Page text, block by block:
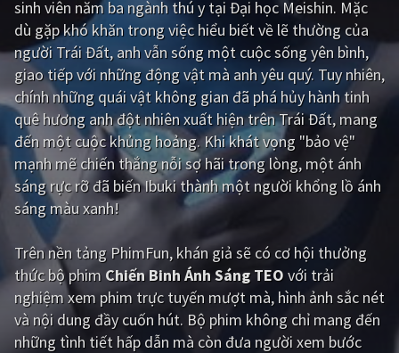
Giật gân Gia đình
Bí ẩn Lịch sử
Viễn Tây Tiểu sử
GameShow DramaTV
QUỐC GIA
Âu - Mỹ
Hàn Quốc Nhật Bản
Ấn Độ Việt Nam
Tổng hợp
sinh viên năm ba ngành thú y tại Đại học Meishin. Mặc
dù gặp khó khăn trong việc hiểu biết về lẽ thường của
người Trái Đất, anh vẫn sống một cuộc sống yên bình,
giao tiếp với những động vật mà anh yêu quý. Tuy nhiên,
chính những quái vật không gian đã phá hủy hành tinh
quê hương anh đột nhiên xuất hiện trên Trái Đất, mang
đến một cuộc khủng hoảng. Khi khát vọng "bảo vệ"
mạnh mẽ chiến thắng nỗi sợ hãi trong lòng, một ánh
sáng rực rỡ đã biến Ibuki thành một người khổng lồ ánh
sáng màu xanh!
Trên nền tảng PhimFun, khán giả sẽ có cơ hội thưởng
thức bộ phim Chiến Binh Ánh Sáng TEO với trải
nghiệm xem phim trực tuyến mượt mà, hình ảnh sắc nét
và nội dung đầy cuốn hút. Bộ phim không chỉ mang đến
những tình tiết hấp dẫn mà còn đưa người xem bước